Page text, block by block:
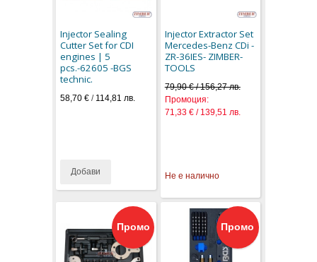
Injector Sealing
Cutter Set for CDI
engines | 5
pcs.-62605 -BGS
technic.
58,70 € / 114,81 лв.
Добави
Injector Extractor Set
Mercedes-Benz CDi -
ZR-36IES- ZIMBER-
TOOLS
79,90 € / 156,27 лв.
Промоция:
71,33 € / 139,51 лв.
Не е налично
Промо Промо